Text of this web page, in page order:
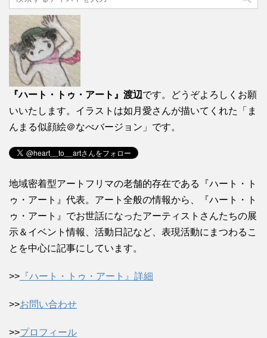
『ハート・トゥ・アート』渡辺です。どうぞよろしくお願
いいたします。イラストは如月愛さんが描いてくれた「ま
んまる似顔絵＠なべバージョン」です。
地域密着型アートフリマの老舗的存在である『ハート・ト
ゥ・アート』代表。アート全般の情報から、『ハート・ト
ゥ・アート』でお世話になったアーティストさんたちの展
示＆イベント情報、活動日記など、表現活動にまつわるこ
とを中心に記事にしています。
>> 『ハート・トゥ・アート』詳細
>>お問い合わせ
>>プロフィール